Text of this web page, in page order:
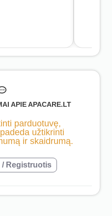
APIE APACARE.LT
parduotuvę,
užtikrinti
ir skaidrumą.
/ Registruotis